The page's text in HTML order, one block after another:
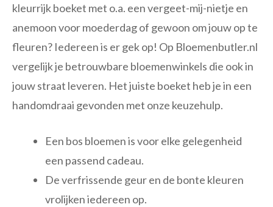
kleurrijk boeket met o.a. een vergeet-mij-nietje en
anemoon voor moederdag of gewoon om jouw op te
fleuren? Iedereen is er gek op! Op Bloemenbutler.nl
vergelijk je betrouwbare bloemenwinkels die ook in
jouw straat leveren. Het juiste boeket heb je in een
handomdraai gevonden met onze keuzehulp.
Een bos bloemen is voor elke gelegenheid
een passend cadeau.
De verfrissende geur en de bonte kleuren
vrolijken iedereen op.